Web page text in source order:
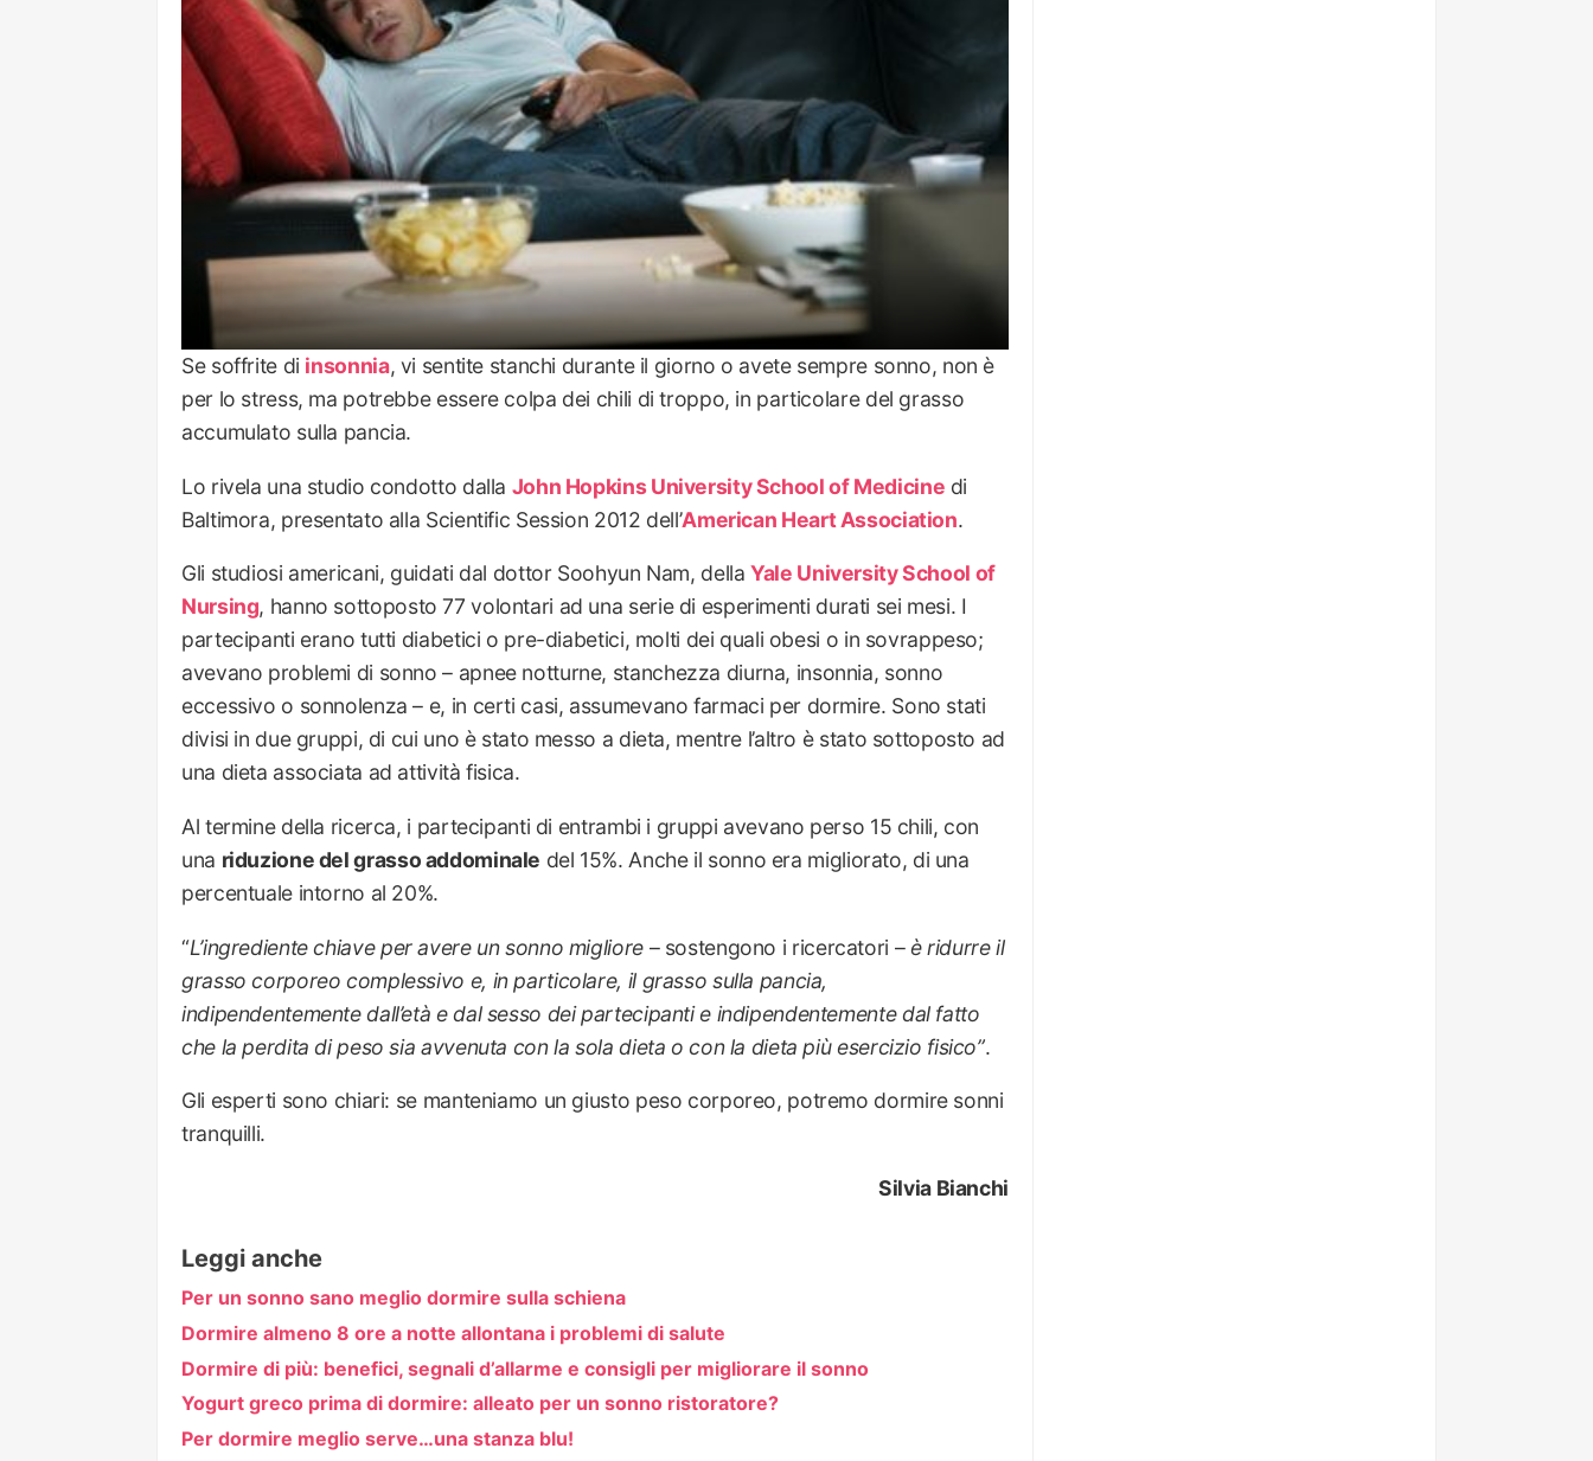
Se soffrite di insonnia, vi sentite stanchi durante il giorno o avete sempre sonno, non è
per lo stress, ma potrebbe essere colpa dei chili di troppo, in particolare del grasso
accumulato sulla pancia.
Lo rivela una studio condotto dalla John Hopkins University School of Medicine di
Baltimora, presentato alla Scientific Session 2012 dell’American Heart Association.
Gli studiosi americani, guidati dal dottor Soohyun Nam, dellaYale University School of
Nursing, hanno sottoposto 77 volontari ad una serie di esperimenti durati sei mesi. I
partecipanti erano tutti diabetici o pre-diabetici, molti dei quali obesi o in sovrappeso;
avevano problemi di sonno – apnee notturne, stanchezza diurna, insonnia, sonno
eccessivo o sonnolenza – e, in certi casi, assumevano farmaci per dormire. Sono stati
divisi in due gruppi, di cui uno è stato messo a dieta, mentre l’altro è stato sottoposto ad
una dieta associata ad attività fisica.
Al termine della ricerca, i partecipanti di entrambi i gruppi avevano perso 15 chili, con
una riduzione del grasso addominale del 15%. Anche il sonno era migliorato, di una
percentuale intorno al 20%.
“L’ingrediente chiave per avere un sonno migliore– sostengono i ricercatori –è ridurre il
grasso corporeo complessivo e, in particolare, il grasso sulla pancia,
indipendentemente dall’età e dal sesso dei partecipanti e indipendentemente dal fatto
che la perdita di peso sia avvenuta con la sola dieta o con la dieta più esercizio fisico”.
Gli esperti sono chiari: se manteniamo un giusto peso corporeo, potremo dormire sonni
tranquilli.
Silvia Bianchi
Leggi anche
Per un sonno sano meglio dormire sulla schiena
Dormire almeno 8 ore a notte allontana i problemi di salute
Dormire di più: benefici, segnali d’allarme e consigli per migliorare il sonno
Yogurt greco prima di dormire: alleato per un sonno ristoratore?
Per dormire meglio serve…una stanza blu!